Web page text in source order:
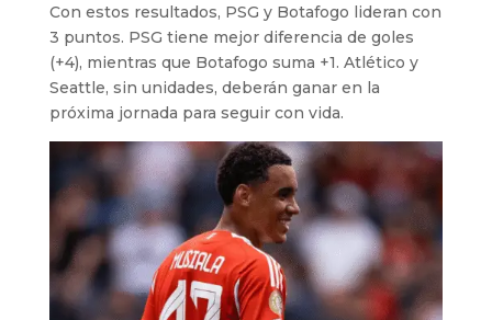
Con estos resultados, PSG y Botafogo lideran con
3 puntos. PSG tiene mejor diferencia de goles
(+4), mientras que Botafogo suma +1. Atlético y
Seattle, sin unidades, deberán ganar en la
próxima jornada para seguir con vida.